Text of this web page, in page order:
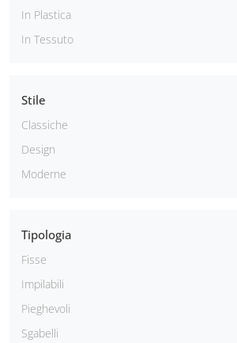
In Plastica
In Tessuto
Stile
Classiche
Design
Moderne
Tipologia
Fisse
Impilabili
Pieghevoli
Sgabelli